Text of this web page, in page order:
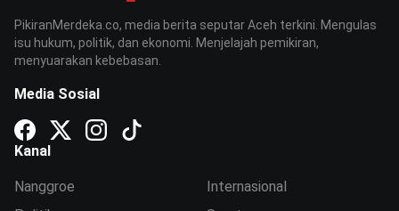
PikiranMerdeka.co, media berita seputar Aceh terkini. Mengulas
isu hukum, politik, dan ekonomi. Menjelajah pemikiran,
menyuarakan kebebasan.
Media Sosial
Kanal
Nanggroe
Internasional